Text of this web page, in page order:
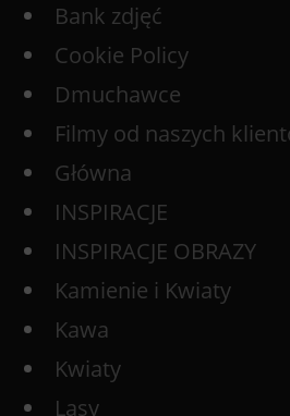
Bank zdjęć
Cookie Policy
Dmuchawce
Filmy od naszych
Główna
INSPIRACJE
INSPIRACJE OBRAZY
Kamienie i Kwiaty
Kawa
Kwiaty
Lasy